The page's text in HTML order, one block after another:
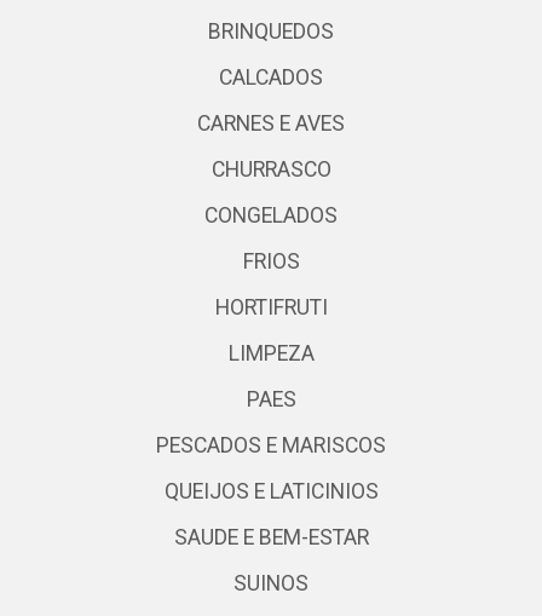
BRINQUEDOS
CALCADOS
CARNES E AVES
CHURRASCO
CONGELADOS
FRIOS
HORTIFRUTI
LIMPEZA
PAES
PESCADOS E MARISCOS
QUEIJOS E LATICINIOS
SAUDE E BEM-ESTAR
SUINOS